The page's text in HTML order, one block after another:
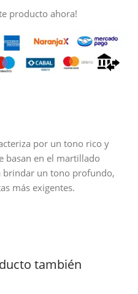
producto ahora!
por un tono rico y
basan en el martillado
brindar un tono profundo,
más exigentes.
también